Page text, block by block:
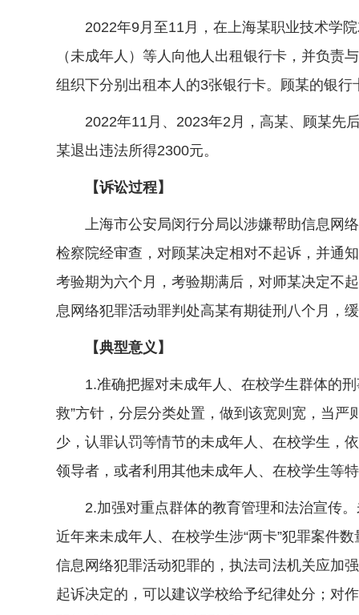
2022年9月至11月，在上海某职业技术学院
（未成年人）等人向他人出租银行卡，并负
组织下分别出租本人的3张银行卡。顾某的银
2022年11月、2023年2月，高某、顾某先后
某退出违法所得2300元。
【诉讼过程】
上海市公安局闵行分局以涉嫌帮助信息网络
检察院经审查，对顾某决定相对不起诉，并通
考验期为六个月，考验期满后，对师某决定不
息网络犯罪活动罪判处高某有期徒刑八个月，
【典型意义】
1.准确把握对未成年人、在校学生群体的刑
救”方针，分层分类处置，做到该宽则宽，当
少，认罪认罚等情节的未成年人、在校学生，
领导者，或者利用其他未成年人、在校学生等
2.加强对重点群体的教育管理和法治宣传。
近年来未成年人、在校学生涉“两卡”犯罪案件
信息网络犯罪活动犯罪的，执法司法机关应加
起诉决定的，可以建议学校给予纪律处分；对